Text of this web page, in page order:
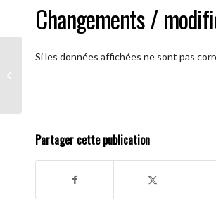
Changements /
Si les données affichées ne sont pas
Partager cette publication